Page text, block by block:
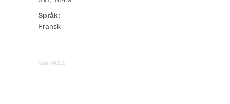
Språk:
Fransk
Kilde: MODS